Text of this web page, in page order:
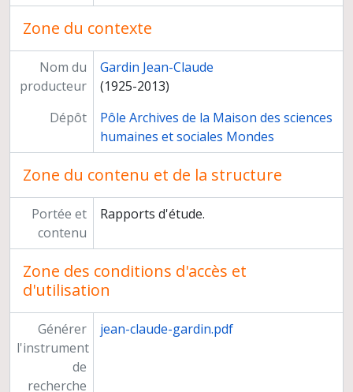
Zone du contexte
Nom du
producteur
Gardin Jean-Claude
(1925-2013)
Dépôt
Pôle Archives de la Maison des sciences
humaines et sociales Mondes
Zone du contenu et de la structure
Portée et
contenu
Rapports d'étude.
Zone des conditions d'accès et
d'utilisation
Générer
l'instrument
de
recherche
jean-claude-gardin.pdf